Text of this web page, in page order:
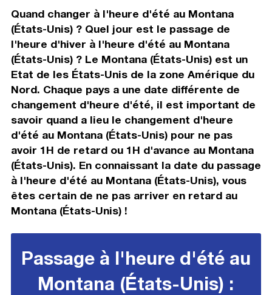
Quand changer à l'heure d'été au Montana
(États-Unis) ? Quel jour est le passage de
l'heure d'hiver à l'heure d'été au Montana
(États-Unis) ? Le Montana (États-Unis) est un
Etat de les États-Unis de la zone Amérique du
Nord. Chaque pays a une date différente de
changement d'heure d'été, il est important de
savoir quand a lieu le changement d'heure
d'été au Montana (États-Unis) pour ne pas
avoir 1H de retard ou 1H d'avance au Montana
(États-Unis). En connaissant la date du passage
à l'heure d'été au Montana (États-Unis), vous
êtes certain de ne pas arriver en retard au
Montana (États-Unis) !
Passage à l'heure d'été au
Montana (États-Unis) :